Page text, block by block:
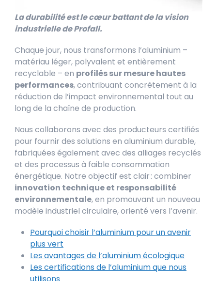
La durabilité est le cœur battant de la vision
industrielle de Profall.
Chaque jour, nous transformons l’aluminium –
matériau léger, polyvalent et entièrement
recyclable – en profilés sur mesure hautes
performances, contribuant concrètement à la
réduction de l’impact environnemental tout au
long de la chaîne de production.
Nous collaborons avec des producteurs certifiés
pour fournir des solutions en aluminium durable,
fabriquées également avec des alliages recyclés
et des processus à faible consommation
énergétique. Notre objectif est clair : combiner
innovation technique et responsabilité
environnementale, en promouvant un nouveau
modèle industriel circulaire, orienté vers l’avenir.
Pourquoi choisir l’aluminium pour un avenir
plus vert
Les avantages de l’aluminium écologique
Les certifications de l’aluminium que nous
utilisons